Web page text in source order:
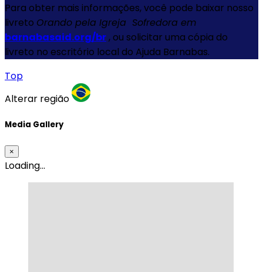
Para obter mais informações, você pode baixar nosso
livreto Orando pela Igreja Sofredora em
barnabasaid.org/br, ou solicitar uma cópia do
livreto no escritório local do Ajuda Barnabas.
Top
Alterar região
Media Gallery
×
Loading...